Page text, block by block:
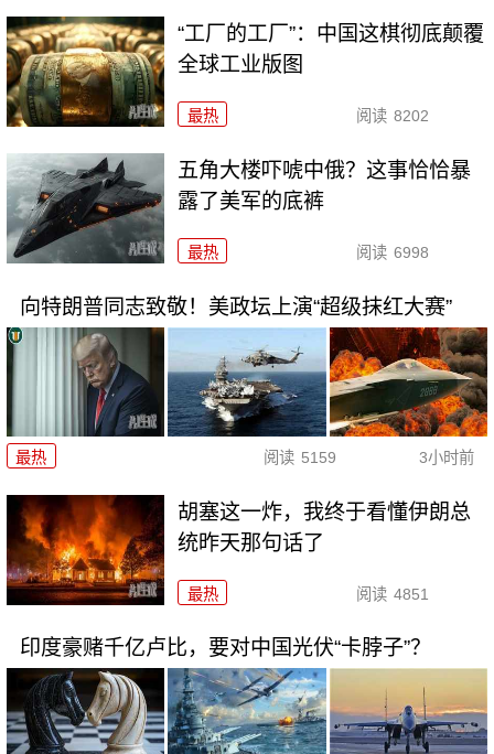
“工厂的工厂”：中国这棋彻底颠覆
全球工业版图
最热 阅读 8202
五角大楼吓唬中俄？这事恰恰暴
露了美军的底裤
最热 阅读 6998
向特朗普同志致敬！美政坛上演“超级抹红大赛”
最热 阅读 5159 3小时前
胡塞这一炸，我终于看懂伊朗总
统昨天那句话了
最热 阅读 4851
印度豪赌千亿卢比，要对中国光伏“卡脖子”？